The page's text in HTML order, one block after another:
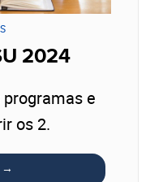
2024
e
os 2.